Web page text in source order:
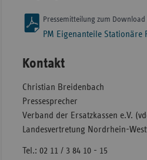
Pressemitteilung zum Download
PM Eigenanteile Stationäre
Kontakt
Christian Breidenbach
Pressesprecher
Verband der Ersatzkassen e.V.
Landesvertretung Nordrhein-
Tel.: 02 11 / 3 84 10 - 15